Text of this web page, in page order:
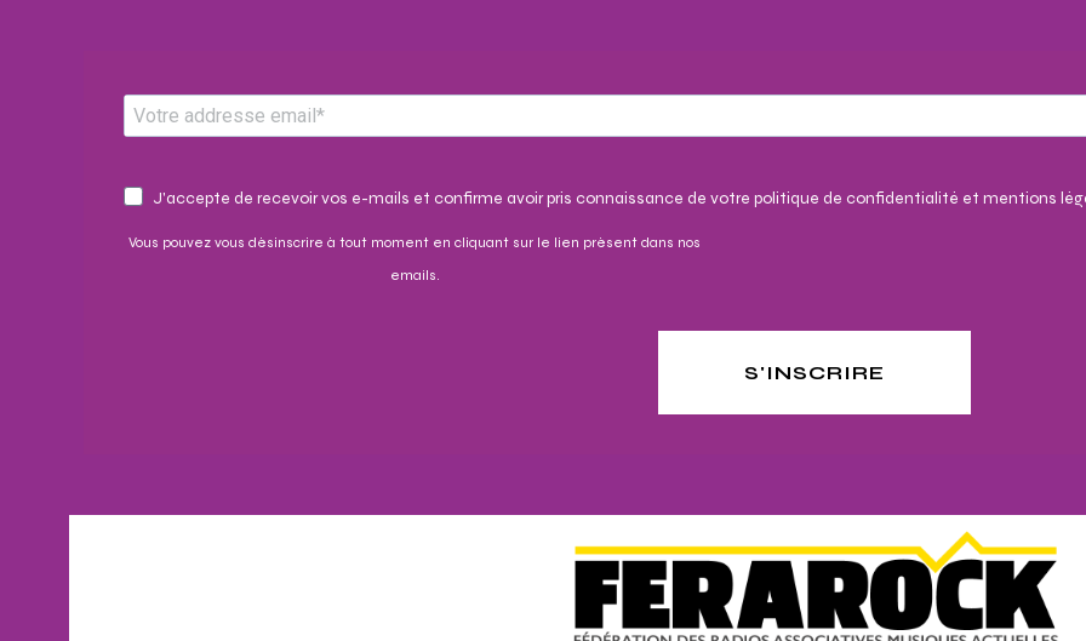
J'accepte de recevoir vos e-mails et confirme avoir pris connaissance de votre politique de confidentialité et mentions
Vous pouvez vous désinscrire à tout moment en cliquant sur le lien présent dans nos
emails.
S'INSCRIRE